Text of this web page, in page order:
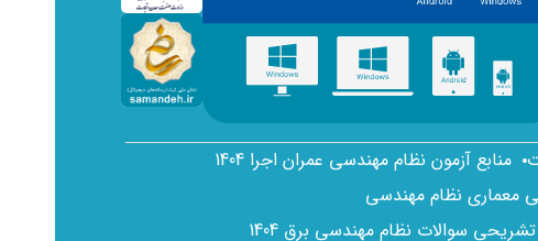
منابع آزمون نظام مهندسی عمران اجرا 1404
معماری نظام مهندسی
سوالات نظام مهندسی برق 1404